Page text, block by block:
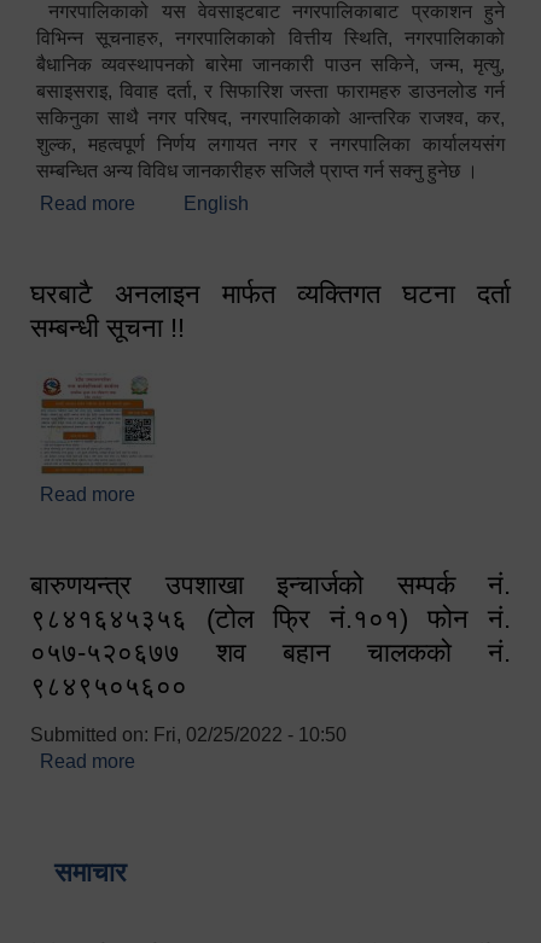
नगरपालिकाको यस वेवसाइटबाट नगरपालिकाबाट प्रकाशन हुने
विभिन्न सूचनाहरु, नगरपालिकाको वित्तीय स्थिति, नगरपालिकाको
बैधानिक व्यवस्थापनको बारेमा जानकारी पाउन सकिने, जन्म, मृत्यु,
बसाइसराइ, विवाह दर्ता, र सिफारिश जस्ता फारामहरु डाउनलोड गर्न
सकिनुका साथै नगर परिषद, नगरपालिकाको आन्तरिक राजश्व, कर,
शुल्क, महत्वपूर्ण निर्णय लगायत नगर र नगरपालिका कार्यालयसंग
सम्बन्धित अन्य विविध जानकारीहरु सजिलै प्राप्त गर्न सक्नु हुनेछ ।
Read more about स्वागतम!!!
English
घरबाटै अनलाइन मार्फत व्यक्तिगत घटना दर्ता
सम्बन्धी सूचना !!
Read more
बारुणयन्त्र उपशाखा इन्चार्जको सम्पर्क नं.
९८४१६४५३५६ (टोल फ्रि नं.१०१) फोन नं.
०५७-५२०६७७ शव बहान चालकको नं.
९८४९५०५६००
Submitted on: Fri, 02/25/2022 - 10:50
Read more
समाचार